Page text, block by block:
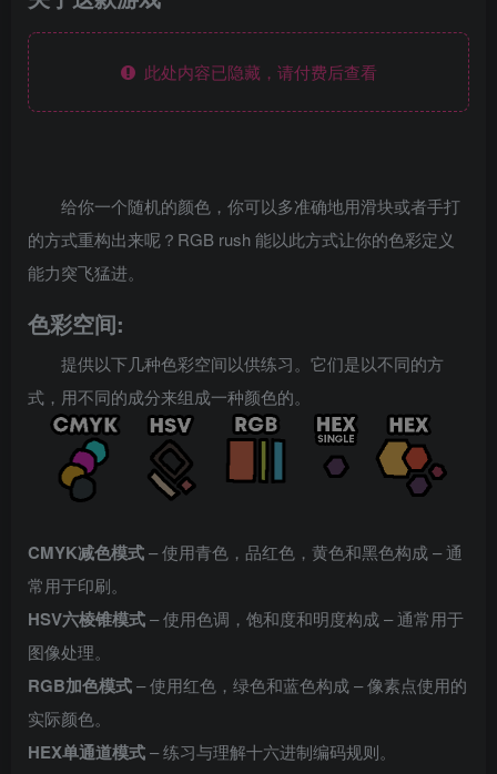
此处内容已隐藏，请付费后查看
给你一个随机的颜色，你可以多准确地用滑块或者手打
的方式重构出来呢？RGB rush 能以此方式让你的色彩定义
能力突飞猛进。
色彩空间:
提供以下几种色彩空间以供练习。它们是以不同的方
式，用不同的成分来组成一种颜色的。
CMYK减色模式– 使用青色，品红色，黄色和黑色构成 – 通
常用于印刷。
HSV六棱锥模式– 使用色调，饱和度和明度构成 – 通常用于
图像处理。
RGB加色模式– 使用红色，绿色和蓝色构成 – 像素点使用的
实际颜色。
HEX单通道模式– 练习与理解十六进制编码规则。